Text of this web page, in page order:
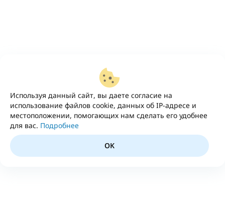
Используя данный сайт, вы даете согласие на
использование файлов cookie, данных об IP-адресе и
местоположении, помогающих нам сделать его удобнее
для вас. Подробнее
OK